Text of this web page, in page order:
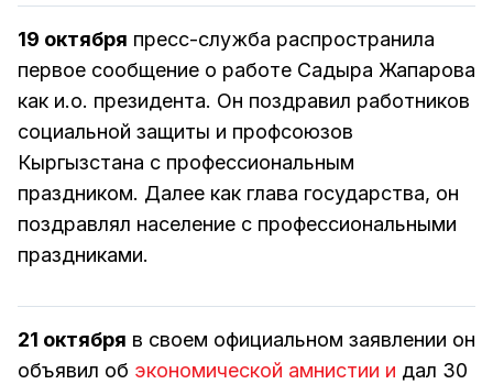
19 октября пресс-служба распространила
первое сообщение о работе Садыра Жапарова
как и.о. президента. Он поздравил работников
социальной защиты и профсоюзов
Кыргызстана с профессиональным
праздником. Далее как глава государства, он
поздравлял население с профессиональными
праздниками.
21 октября в своем официальном заявлении он
объявил об экономической амнистии и дал 30